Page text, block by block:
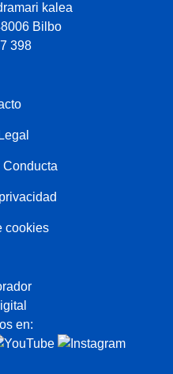
kalea
Bilbo
398
cookies
en: